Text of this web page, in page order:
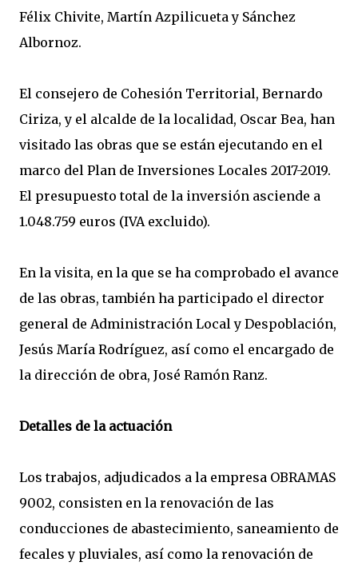
Félix Chivite, Martín Azpilicueta y Sánchez
Albornoz.
El consejero de Cohesión Territorial, Bernardo
Ciriza, y el alcalde de la localidad, Oscar Bea, han
visitado las obras que se están ejecutando en el
marco del Plan de Inversiones Locales 2017-2019.
El presupuesto total de la inversión asciende a
1.048.759 euros (IVA excluido).
En la visita, en la que se ha comprobado el avance
de las obras, también ha participado el director
general de Administración Local y Despoblación,
Jesús María Rodríguez, así como el encargado de
la dirección de obra, José Ramón Ranz.
Detalles de la actuación
Los trabajos, adjudicados a la empresa OBRAMAS
9002, consisten en la renovación de las
conducciones de abastecimiento, saneamiento de
fecales y pluviales, así como la renovación de